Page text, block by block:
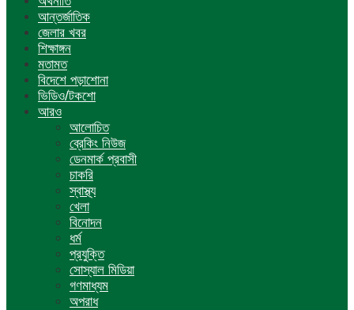
আন্তর্জাতিক
জেলার খবর
শিক্ষাঙ্গন
মতামত
বিদেশে পড়াশোনা
ভিডিও/টকশো
আরও
আলোচিত
ব্রেকিং নিউজ
ডেনমার্ক প্রবাসী
চাকরি
স্বাস্থ্য
খেলা
বিনোদন
ধর্ম
প্রযুক্তি
সোস্যাল মিডিয়া
গণমাধ্যম
অপরাধ